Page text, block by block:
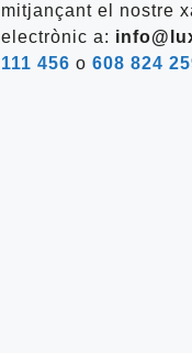
mitjançant el nostre
electrònic a:
111 456 o608 824